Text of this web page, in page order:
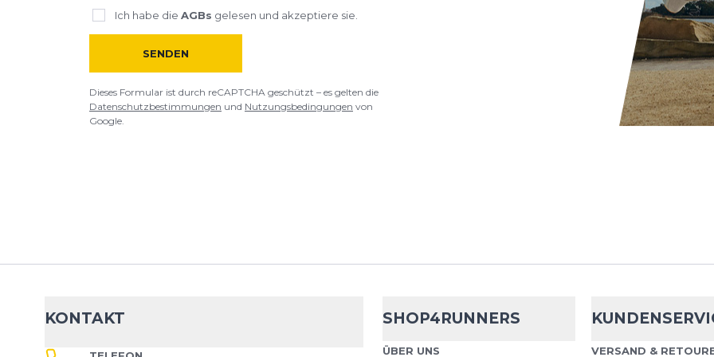
Core
Core Run Low Cut
Ich habe die AGBs gelesen und akzeptiere sie.
SENDEN
Dieses Formular ist durch reCAPTCHA geschützt – es gelten die
Datenschutzbestimmungen und Nutzungsbedingungen von
Google.
KONTAKT SHOP4RUNNERS
ÜBER UNS VERSAND &